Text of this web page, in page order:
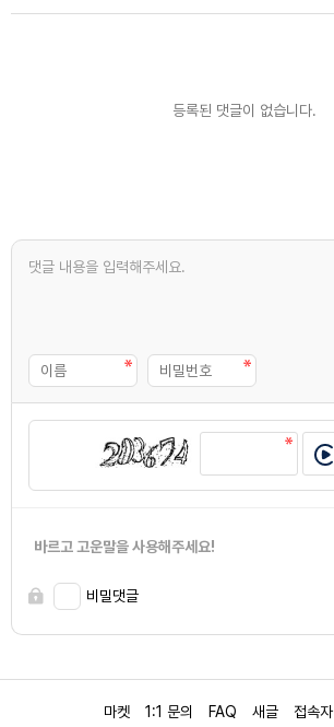
등록된 댓글이 없습니다.
바르고 고운말을 사용해주세요!
비밀댓글
마켓 1:1 문의 FAQ 새글 접속자